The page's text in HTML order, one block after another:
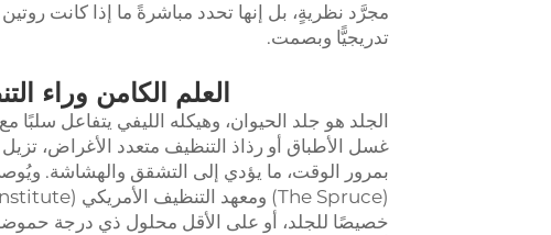
مجرَّد نظريةٍ، بل إنها تحدد مباشرةً ما إذا كانت
تدريجيًّا وبصمت.
العلم الكامن وراء
الجلد هو جلد الحيوان، وهيكله الليفي يتفاعل
غسل الأطباق أو رذاذ التنظيف متعدد الأغراض، تزيل
بمرور الوقت، ما يؤدي إلى التشقق والهشاشة.
خصيصًا للجلد، أو على الأقل محلول ذي درجة حموضة